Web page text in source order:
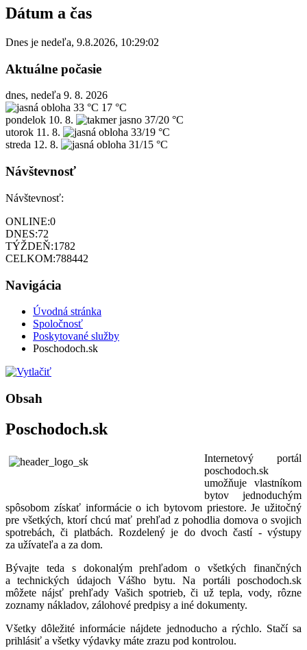
Dátum a čas
Dnes je nedeľa, 9.8.2026, 10:29:02
Aktuálne počasie
dnes, nedeľa 9. 8. 2026
33 °C 17 °C
pondelok 10. 8.
37/20 °C
utorok 11. 8.
33/19 °C
streda 12. 8. 31/15 °C
Návštevnosť
Návštevnosť:
ONLINE:0
DNES:72
TÝŽDEŇ:1782
CELKOM:788442
Navigácia
Úvodná stránka
Spoločnosť
Poskytované služby
Poschodoch.sk
Obsah
Poschodoch.sk
Internetový portál
poschodoch.sk
umožňuje vlastníkom
bytov jednoduchým
spôsobom získať informácie o ich bytovom priestore. Je užitočný
pre všetkých, ktorí chcú mať prehľad z pohodlia domova o svojich
spotrebách, či platbách. Rozdelený je do dvoch častí - výstupy
za užívateľa a za dom.
Bývajte teda s dokonalým prehľadom o všetkých finančných
a technických údajoch Vášho bytu. Na portáli poschodoch.sk
môžete nájsť prehľady Vašich spotrieb, či už tepla, vody, rôzne
zoznamy nákladov, zálohové predpisy a iné dokumenty.
Všetky dôležité informácie nájdete jednoducho a rýchlo. Stačí sa
prihlásiť a všetky výdavky máte zrazu pod kontrolou.